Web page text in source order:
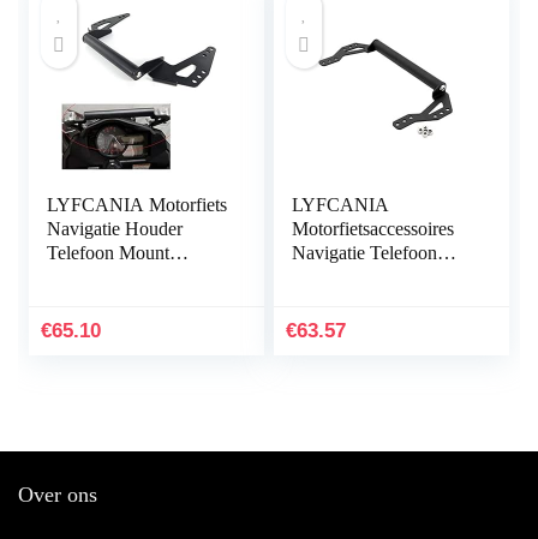
LYFCANIA Motorfiets
Navigatie Houder
Telefoon Mount
DL650 DL650XT
€65.10
LYFCANIA
Motorfietsaccessoires
Navigatie Telefoon
DL1000 / DL650
€63.57
Over ons